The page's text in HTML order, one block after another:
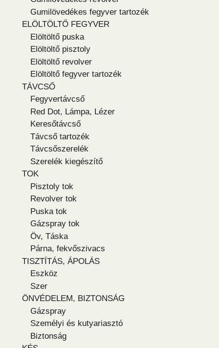
Gumilövedékes fegyver tartozék
ELÖLTÖLTŐ FEGYVER
Elöltöltő puska
Elöltöltő pisztoly
Elöltöltő revolver
Elöltöltő fegyver tartozék
TÁVCSŐ
Fegyvertávcső
Red Dot, Lámpa, Lézer
Keresőtávcső
Távcső tartozék
Távcsőszerelék
Szerelék kiegészítő
TOK
Pisztoly tok
Revolver tok
Puska tok
Gázspray tok
Öv, Táska
Párna, fekvőszivacs
TISZTÍTÁS, ÁPOLÁS
Eszköz
Szer
ÖNVÉDELEM, BIZTONSÁG
Gázspray
Személyi és kutyariasztó
Biztonság